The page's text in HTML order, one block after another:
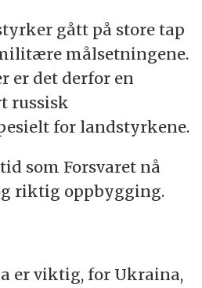
gått på store tap
målsetningene.
er det derfor en
russisk
for landstyrkene.
som Forsvaret nå
riktig oppbygging.
er viktig, for Ukraina,